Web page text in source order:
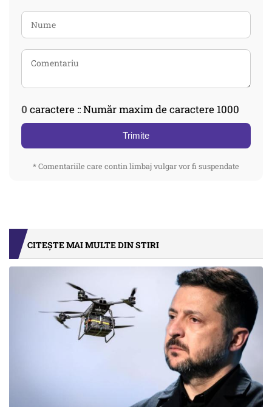
0 caractere :: Număr maxim de caractere 1000
Trimite
* Comentariile care contin limbaj vulgar vor fi suspendate
CITEȘTE MAI MULTE DIN STIRI